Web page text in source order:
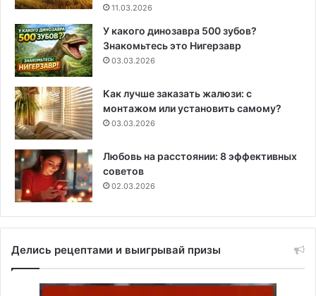
11.03.2026
У какого динозавра 500 зубов?
Знакомьтесь это Нигерзавр
03.03.2026
Как лучше заказать жалюзи: с
монтажом или установить самому?
03.03.2026
Любовь на расстоянии: 8 эффективных
советов
02.03.2026
Делись рецептами и выигрывай призы